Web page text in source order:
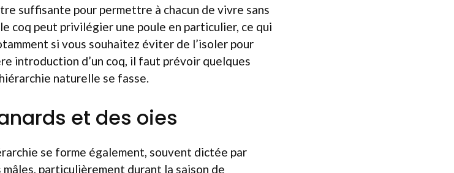
suffisante pour permettre à chacun de vivre sans
coq peut privilégier une poule en particulier, ce qui
si vous souhaitez éviter de l’isoler pour
introduction d’un coq, il faut prévoir quelques
naturelle se fasse.
et des oies
se forme également, souvent dictée par
particulièrement durant la saison de